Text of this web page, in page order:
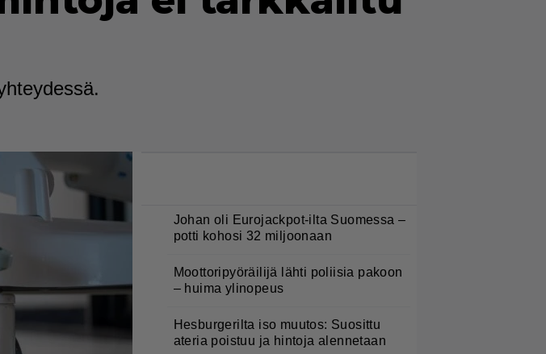
Johan oli Eurojackpot-ilta Suomessa –
potti kohosi 32 miljoonaan
Moottoripyöräilijä lähti poliisia pakoon
– huima ylinopeus
Hesburgerilta iso muutos: Suosittu
ateria poistuu ja hintoja alennetaan